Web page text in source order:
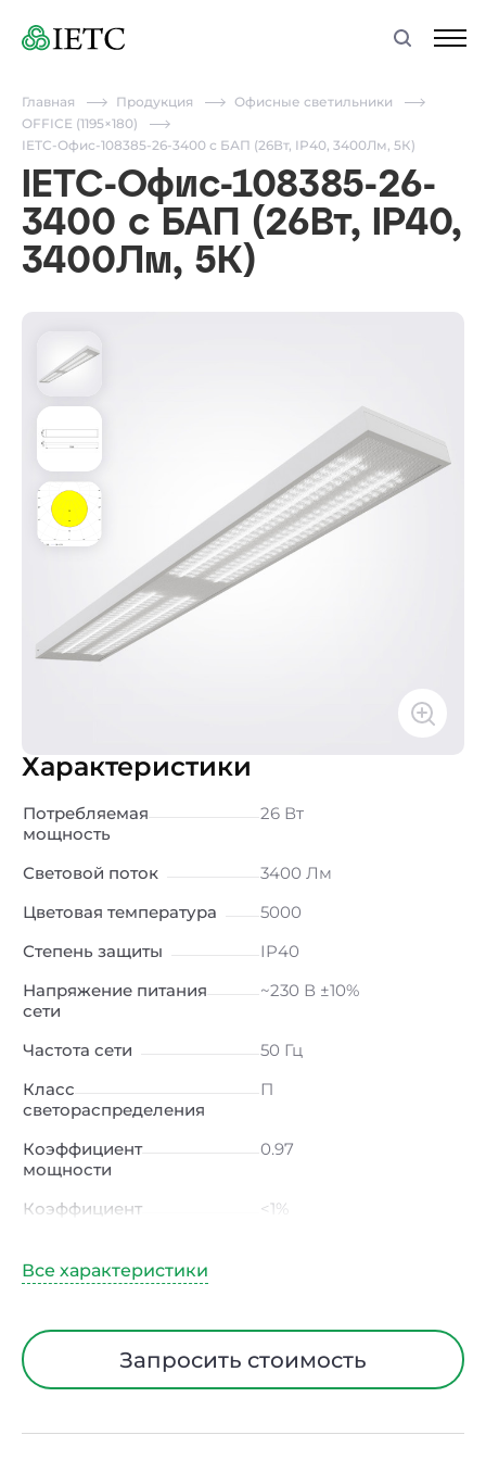
Главная Продукция
Офисные светильники
OFFICE (1195×180)
IETC-Офис-108385-26-3400 с БАП (26Вт, IP40, 3400Лм, 5К)
IETC-Офис-108385-26-
3400 с БАП (26Вт, IP40,
3400Лм, 5К)
Характеристики
Потребляемая
мощность
26 Вт
Световой поток
3400 Лм
Цветовая температура
5000
Степень защиты
IP40
Напряжение питания
сети
~230 В ±10%
Частота сети
50 Гц
Класс
светораспределения
П
Коэффициент
мощности
0.97
Коэффициент
<1%
Индекс цветопередачи
Тип кривой силы света
Д (косинусная)
Угол рассеивания
120ᵒ
Запросить стоимость